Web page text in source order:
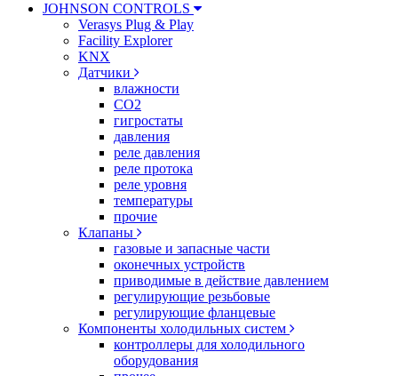
JOHNSON CONTROLS
Verasys Plug & Play
Facility Explorer
KNX
Датчики
влажности
CO2
гигростаты
давления
реле давления
реле протока
реле уровня
температуры
прочие
Клапаны
газовые и запасные части
оконечных устройств
приводимые в действие давлением
регулирующие резьбовые
регулирующие фланцевые
Компоненты холодильных систем
контроллеры для холодильного
оборудования